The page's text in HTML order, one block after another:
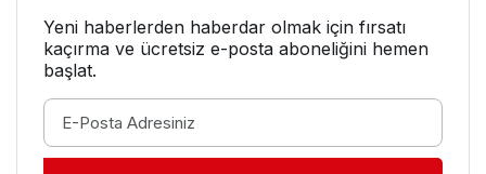
Yeni haberlerden haberdar olmak için fırsatı
kaçırma ve ücretsiz e-posta aboneliğini hemen
başlat.